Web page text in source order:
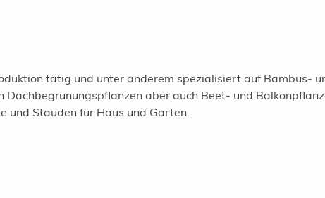
tätig und unter anderem spezialisiert auf Bambus-
aber auch Beet- und
und Stauden für Haus und Garten.